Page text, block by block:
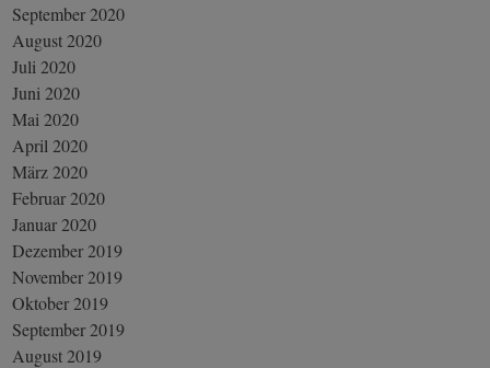
September 2020
August 2020
Juli 2020
Juni 2020
Mai 2020
April 2020
März 2020
Februar 2020
Januar 2020
Dezember 2019
November 2019
Oktober 2019
September 2019
August 2019